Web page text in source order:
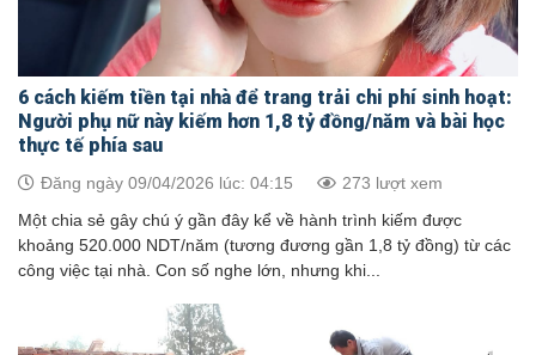
6 cách kiếm tiền tại nhà để trang trải chi phí sinh hoạt:
Người phụ nữ này kiếm hơn 1,8 tỷ đồng/năm và bài học
thực tế phía sau
Đăng ngày 09/04/2026 lúc: 04:15 273 lượt xem
Một chia sẻ gây chú ý gần đây kể về hành trình kiếm được
khoảng 520.000 NDT/năm (tương đương gần 1,8 tỷ đồng) từ các
công việc tại nhà. Con số nghe lớn, nhưng khi...